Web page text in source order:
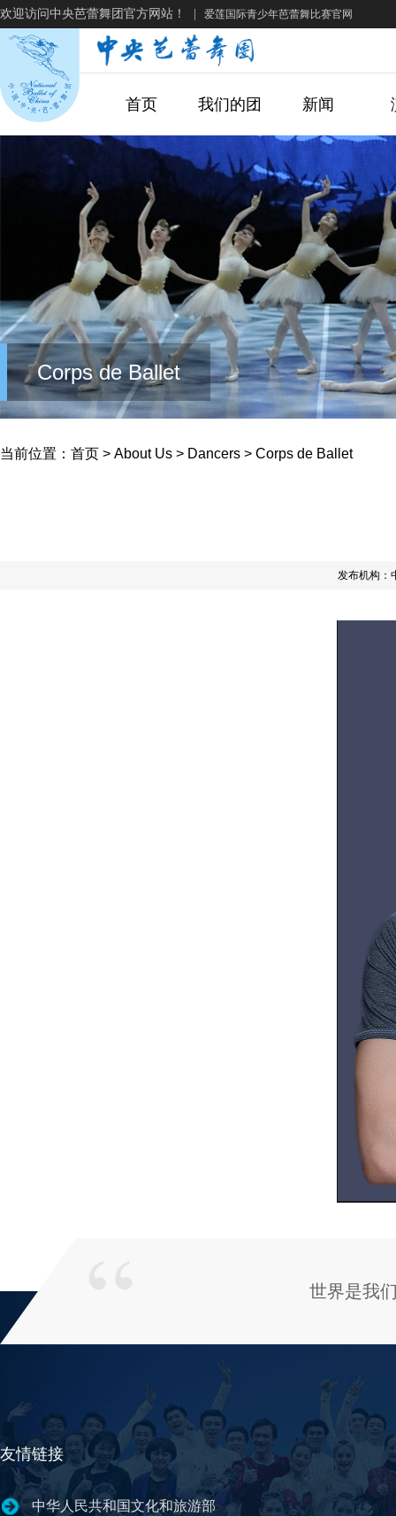
欢迎访问中央芭蕾舞团官方网站！ 爱莲国际青少年芭蕾舞比赛官网
首页 我们的团 新闻
Corps de Ballet
当前位置： 首页 > About Us > Dancers > Corps de Ballet
发布机构：
世界是我
友情链接
中华人民共和国文化和旅游部